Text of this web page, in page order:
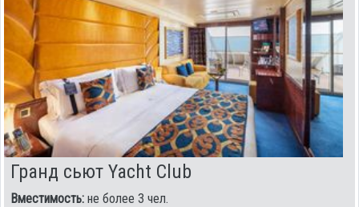
Гранд сьют Yacht Club
Вместимость: не более 3 чел.